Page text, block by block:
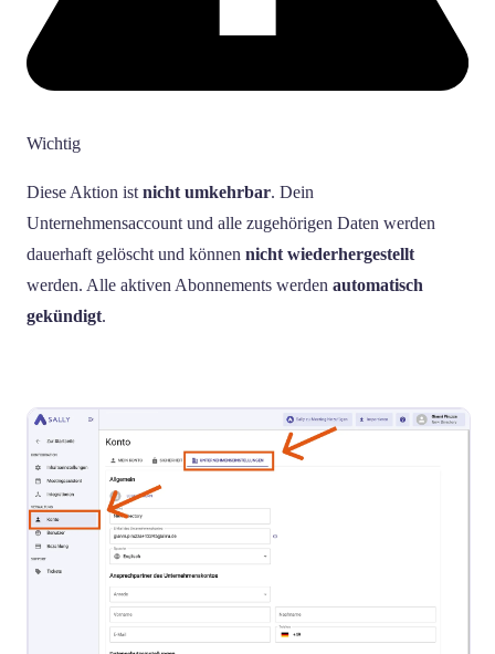
Wichtig
Diese Aktion ist nicht umkehrbar. Dein
Unternehmensaccount und alle zugehörigen Daten werden
dauerhaft gelöscht und können nicht wiederhergestellt
werden. Alle aktiven Abonnements werden automatisch
gekündigt.